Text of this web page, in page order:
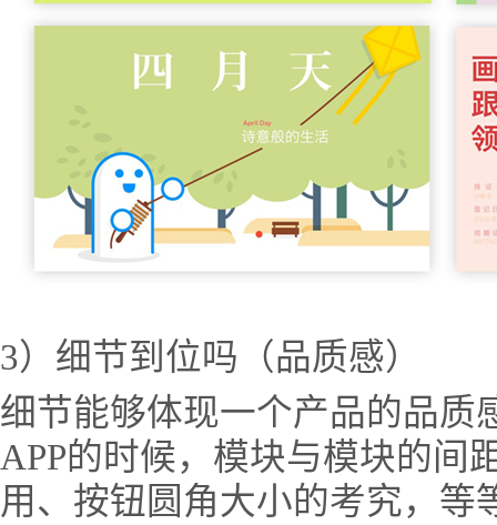
3）细节到位吗（品质感）
细节能够体现一个产品的品质
APP的时候，模块与模块的间
用、按钮圆角大小的考究，